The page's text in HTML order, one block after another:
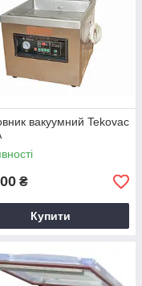
вакуумний Tekovac
₴
Купити